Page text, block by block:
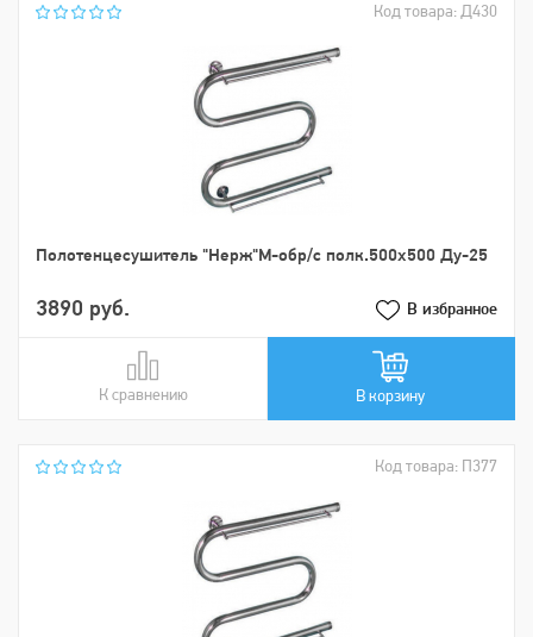
Код товара: Д430
Пoлoтенцеcушитель "Нерж"М-обр/с полк.500х500 Ду-25
3890 руб. В избранное
К сравнению
В сравнении В корзину
Код товара: П377